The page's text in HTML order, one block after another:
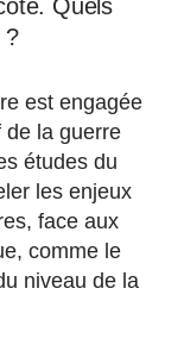
Quels
?
est engagée
de la guerre
études du
les enjeux
face aux
comme le
niveau de la